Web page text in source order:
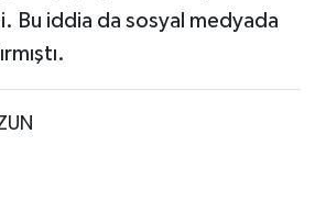
Bu iddia da sosyal medyada